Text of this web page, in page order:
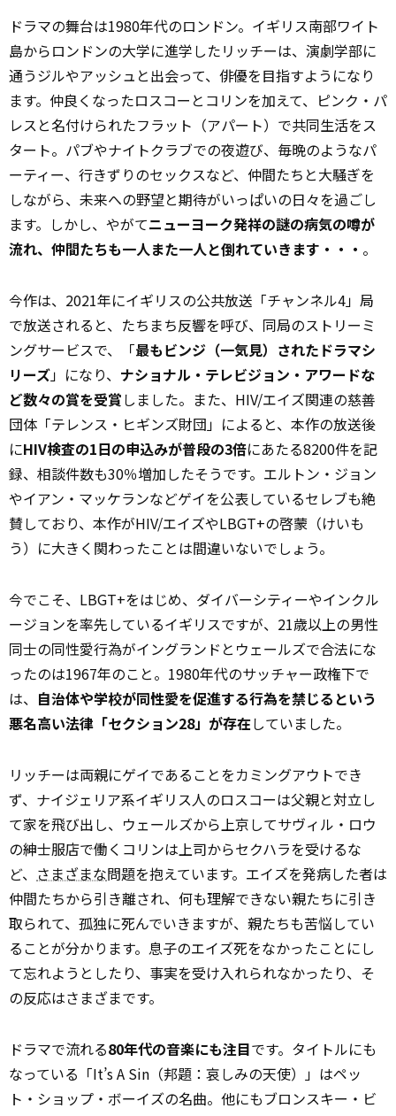
ドラマの舞台は1980年代のロンドン。イギリス南部ワイト
島からロンドンの大学に進学したリッチーは、演劇学部に
通うジルやアッシュと出会って、俳優を目指すようになり
ます。仲良くなったロスコーとコリンを加えて、ピンク・パ
レスと名付けられたフラット（アパート）で共同生活をス
タート。パブやナイトクラブでの夜遊び、毎晩のようなパ
ーティー、行きずりのセックスなど、仲間たちと大騒ぎを
しながら、未来への野望と期待がいっぱいの日々を過ごし
ます。しかし、やがてニューヨーク発祥の謎の病気の噂が
流れ、仲間たちも一人また一人と倒れていきます・・・ 。
今作は、2021年にイギリスの公共放送「チャンネル4」局
で放送されると、たちまち反響を呼び、同局のストリーミ
ングサービスで、「最もビンジ（一気見）されたドラマシ
リーズ」になり、 ナショナル・テレビジョン・アワードな
ど数々の賞を受賞しました。また、HIV/エイズ関連の慈善
団体「テレンス・ヒギンズ財団」によると、本作の放送後
にHIV検査の1日の申込みが普段の3倍にあたる8200件を記
録、相談件数も30％増加したそうです。エルトン・ジョン
やイアン・マッケランなどゲイを公表しているセレブも絶
賛しており、本作がHIV/エイズやLBGT+の啓蒙（けいも
う）に大きく関わったことは間違いないでしょう。
今でこそ、LBGT+をはじめ、ダイバーシティーやインクル
ージョンを率先しているイギリスですが、21歳以上の男性
同士の同性愛行為がイングランドとウェールズで合法にな
ったのは1967年のこと。1980年代のサッチャー政権下で
は、 自治体や学校が同性愛を促進する行為を禁じるという
悪名高い法律「セクション28」が存在していました。
リッチーは両親にゲイであることをカミングアウトでき
ず、ナイジェリア系イギリス人のロスコーは父親と対立し
て家を飛び出し、ウェールズから上京してサヴィル・ロウ
の紳士服店で働くコリンは上司からセクハラを受けるな
ど、 さまざまな問題を抱えています。エイズを発病した者は
仲間たちから引き離され、何も理解できない親たちに引き
取られて、孤独に死んでいきますが、親たちも苦悩してい
ることが分かります。息子のエイズ死をなかったことにし
て忘れようとしたり、事実を受け入れられなかったり、そ
の反応はさまざまです。
ドラマで流れる80年代の音楽にも注目です。タイトルにも
なっている「It’s A Sin（邦題：哀しみの天使）」はペッ
ト・ショップ・ボーイズの名曲。他にもブロンスキー・ビ